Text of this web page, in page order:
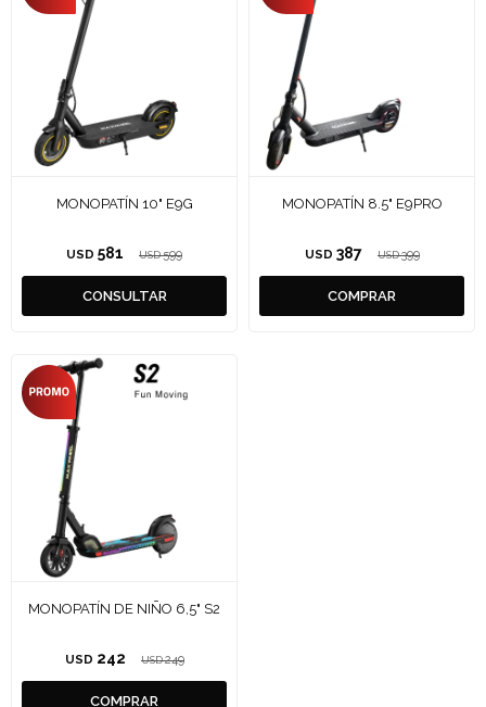
MONOPATÍN 10" E9G
USD 581 USD 599
MONOPATÍN 8.5" E9PRO
USD 387 USD 399
MONOPATÍN DE NIÑO 6,5" S2
USD 242 USD 249